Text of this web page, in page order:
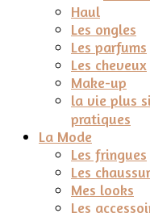
Haul
Les ongles
Les parfums
Les cheveux
Make-up
la vie plus
pratiques
La Mode
Les fringues
Les
Mes looks
Les